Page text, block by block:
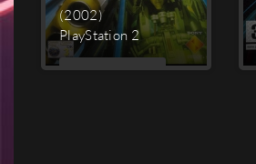
(2002)
PlayStation 2
MEHR